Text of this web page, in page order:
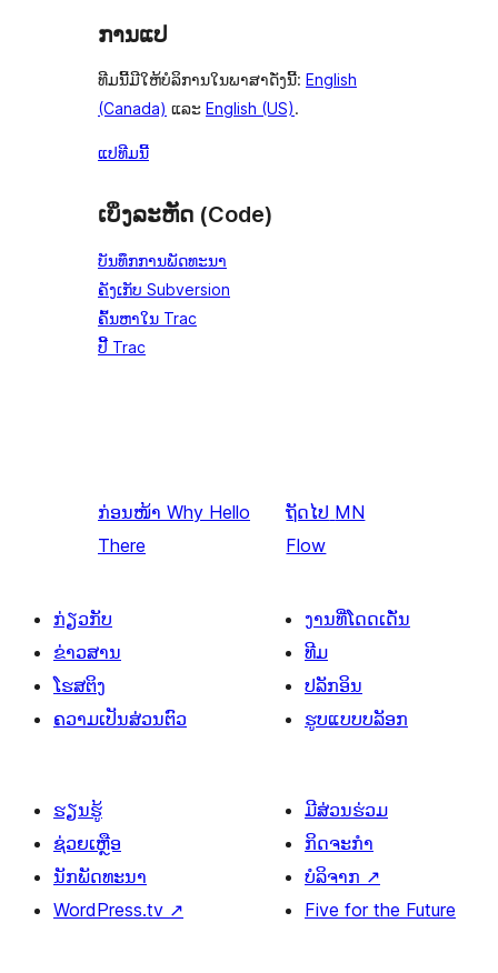
ການແປ
ທີມນີ້ມີໃຫ້ບໍລິການໃນພາສາດັ່ງນີ້: English
(Canada) ແລະ English (US).
ແປທີມນີ້
ເບິ່ງລະຫັດ (Code)
ບັນທຶກການພັດທະນາ
ຄັງເກັບ Subversion
ຄົ້ນຫາໃນ Trac
ປີ້ Trac
ກ່ອນໜ້າ Why Hello
There
ຖັດໄປ MN
Flow
ກ່ຽວກັບ
ຂ່າວສານ
ໂຮສຕິງ
ຄວາມເປັນສ່ວນຕົວ
ງານທີ່ໂດດເດັ່ນ
ທີມ
ປລັກອິນ
ຮູບແບບບລັອກ
ຮຽນຮູ້
ຊ່ວຍເຫຼືອ
ນັກພັດທະນາ
WordPress.tv ↗
ມີສ່ວນຮ່ວມ
ກິດຈະກຳ
ບໍລິຈາກ ↗
Five for the Future